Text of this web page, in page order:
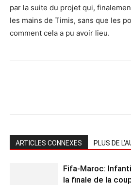
par la suite du projet qui,
les mains de Timis, sans que les
comment cela a pu avoir lieu.
ARTICLES CONNEXES PLUS DE
Fifa-Maroc:
la finale de la